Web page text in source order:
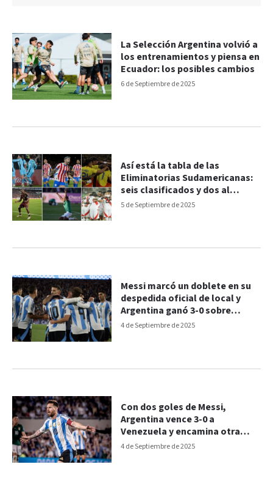
6 de Septiembre de 2025
La Selección Argentina volvió a
los entrenamientos y piensa en
Ecuador: los posibles cambios
5 de Septiembre de 2025
Así está la tabla de las
Eliminatorias Sudamericanas:
seis clasificados y dos al
Repechaje
4 de Septiembre de 2025
Messi marcó un doblete en su
despedida oficial de local y
Argentina ganó 3-0 sobre
Venezuela
4 de Septiembre de 2025
Con dos goles de Messi,
Argentina vence 3-0 a
Venezuela y encamina otra
victoria en el Monumental